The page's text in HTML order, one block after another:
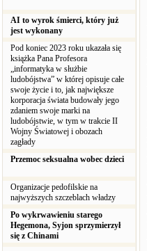
AI to wyrok śmierci, który już
jest wykonany
Pod koniec 2023 roku ukazała się
książka Pana Profesora
„informatyka w służbie
ludobójstwa” w której opisuje całe
swoje życie i to, jak największe
korporacja świata budowały jego
zdaniem swoje marki na
ludobójstwie, w tym w trakcie II
Wojny Światowej i obozach
zagłady
Przemoc seksualna wobec dzieci
Organizacje pedofilskie na
najwyższych szczeblach władzy
Po wykrwawieniu starego
Hegemona, Syjon sprzymierzył
się z Chinami